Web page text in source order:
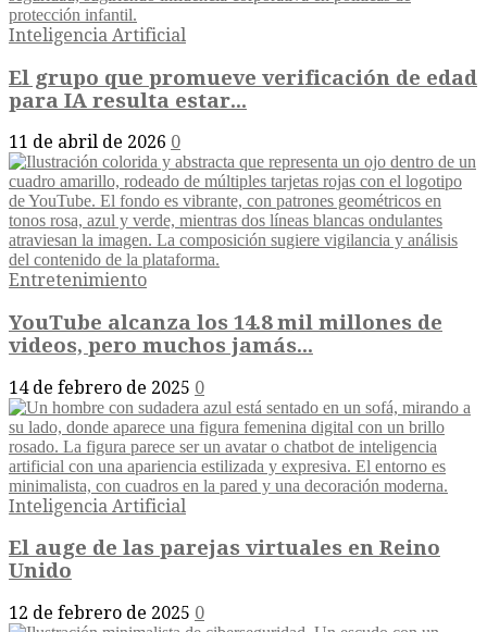
Inteligencia Artificial
El grupo que promueve verificación de edad
para IA resulta estar...
11 de abril de 2026 0
Entretenimiento
YouTube alcanza los 14.8 mil millones de
videos, pero muchos jamás...
14 de febrero de 2025 0
Inteligencia Artificial
El auge de las parejas virtuales en Reino
Unido
12 de febrero de 2025 0